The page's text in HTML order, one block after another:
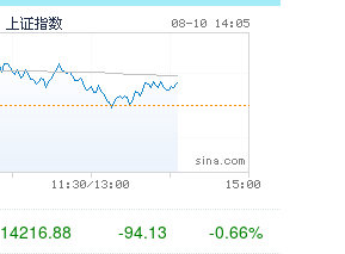
14216.88 -94.13 -0.66%